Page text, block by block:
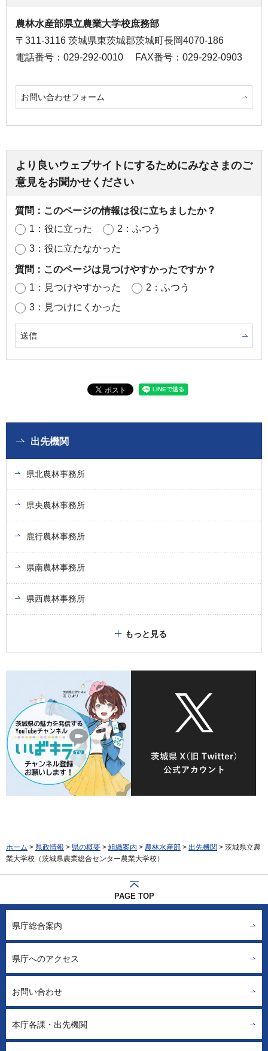
農林水産部県立農業大学校庶務部
〒311-3116 茨城県東茨城郡茨城町長岡4070-186
電話番号：029-292-0010
FAX番号：029-292-0903
お問い合わせフォーム
より良いウェブサイトにするためにみなさまのご
意見をお聞かせください
質問：このページの情報は役に立ちましたか？
1：役に立った
2：ふつう
3：役に立たなかった
質問：このページは見つけやすかったですか？
1：見つけやすかった
2：ふつう
3：見つけにくかった
出先機関
県北農林事務所
県央農林事務所
鹿行農林事務所
県南農林事務所
県西農林事務所
もっと見る
ホーム > 県政情報 > 県の概要 > 組織案内 > 農林水産部 > 出先機関 > 茨城県立農
業大学校（茨城県農業総合センター農業大学校）
PAGE TOP
県庁総合案内
県庁へのアクセス
お問い合わせ
本庁各課・出先機関